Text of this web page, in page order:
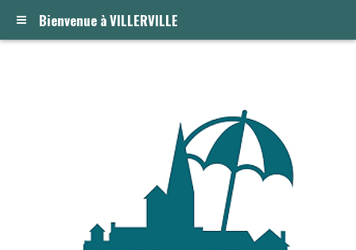
Bienvenue à VILLERVILLE